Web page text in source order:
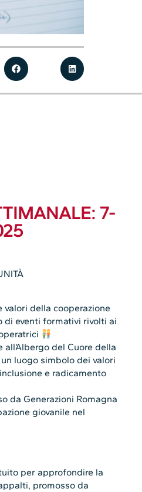
7-
valori della cooperazione
di eventi formativi rivolti ai
del Cuore della
luogo simbolo dei valori
e radicamento
da Generazioni Romagna
giovanile nel
per approfondire la
promosso da